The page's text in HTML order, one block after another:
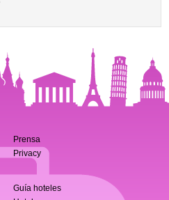
Prensa
Privacy
Guía hoteles